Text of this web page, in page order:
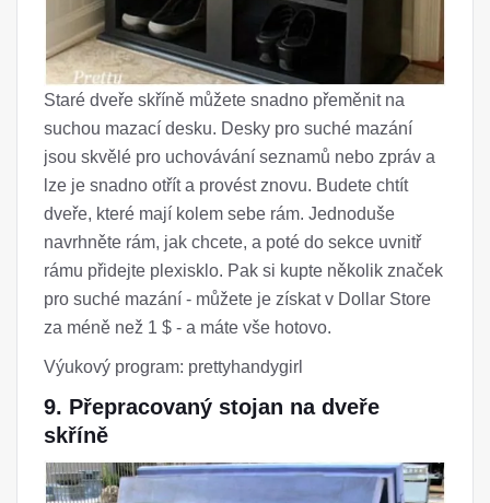
Staré dveře skříně můžete snadno přeměnit na
suchou mazací desku. Desky pro suché mazání
jsou skvělé pro uchovávání seznamů nebo zpráv a
lze je snadno otřít a provést znovu. Budete chtít
dveře, které mají kolem sebe rám. Jednoduše
navrhněte rám, jak chcete, a poté do sekce uvnitř
rámu přidejte plexisklo. Pak si kupte několik značek
pro suché mazání - můžete je získat v Dollar Store
za méně než 1 $ - a máte vše hotovo.
Výukový program: prettyhandygirl
9. Přepracovaný stojan na dveře
skříně